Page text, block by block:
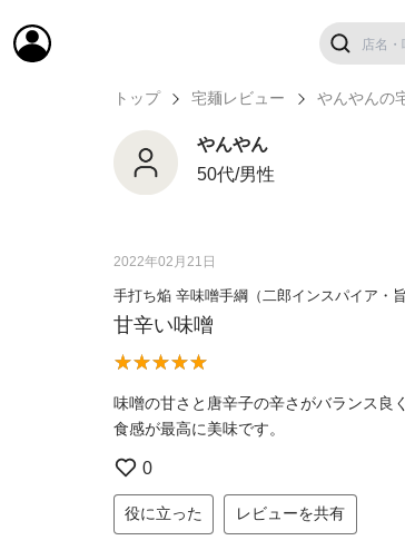
トップ 宅麺レビュー やんやんの
やんやん
50代/男性
2022年02月21日
手打ち焔 辛味噌手綱（二郎インスパイア・旨
甘辛い味噌
味噌の甘さと唐辛子の辛さがバランス良
食感が最高に美味です。
0
役に立った レビューを共有